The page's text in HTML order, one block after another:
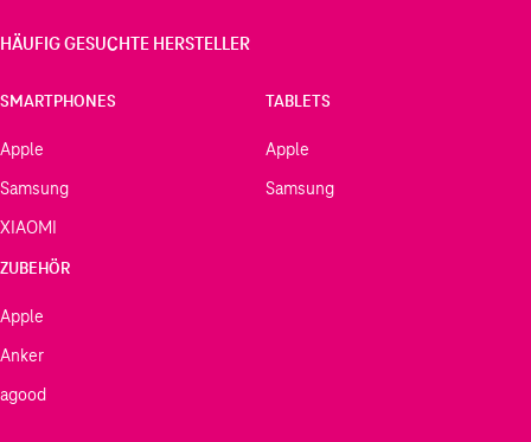
HÄUFIG GESUCHTE HERSTELLER
SMARTPHONES
Apple
Samsung
XIAOMI
TABLETS
Apple
Samsung
ZUBEHÖR
Apple
Anker
agood